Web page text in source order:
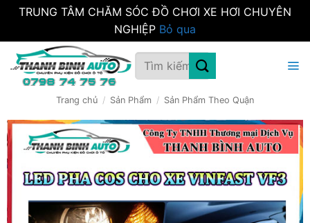
TRUNG TÂM CHĂM SÓC ĐỒ CHƠI XE HƠI CHUYÊN
NGHIỆP Bỏ qua
qua
Tìm
kiếm:
Trang chủ / Sản Phẩm / Sản Phẩm Theo Quận